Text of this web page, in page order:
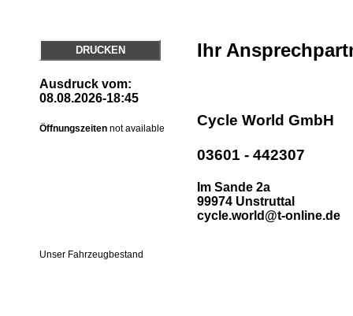
DRUCKEN
Ausdruck vom:
08.08.2026-18:45
Öffnungszeiten not available
Ihr
Cycle World GmbH
03601 - 442307
Im Sande 2a
99974 Unstruttal
cycle.world@t-online.de
Unser Fahrzeugbestand